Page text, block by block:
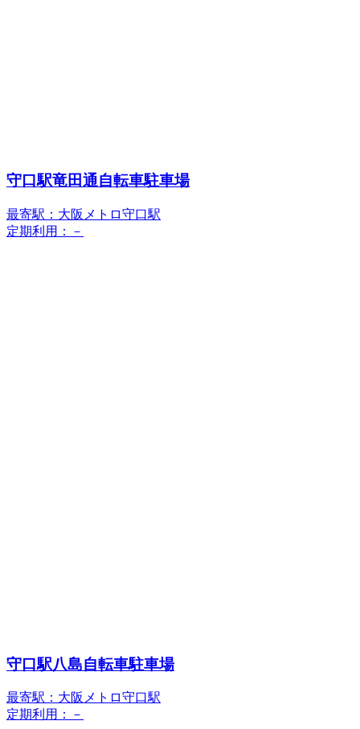
守口駅竜田通自転車駐車場
最寄駅：大阪メトロ守口駅
定期利用：－
守口駅八島自転車駐車場
最寄駅：大阪メトロ守口駅
定期利用：－